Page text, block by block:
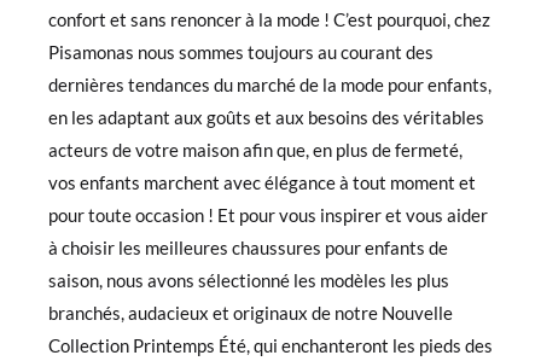
confort et sans renoncer à la mode ! C’est pourquoi, chez
Pisamonas nous sommes toujours au courant des
dernières tendances du marché de la mode pour enfants,
en les adaptant aux goûts et aux besoins des véritables
acteurs de votre maison afin que, en plus de fermeté,
vos enfants marchent avec élégance à tout moment et
pour toute occasion ! Et pour vous inspirer et vous aider
à choisir les meilleures chaussures pour enfants de
saison, nous avons sélectionné les modèles les plus
branchés, audacieux et originaux de notre Nouvelle
Collection Printemps Été, qui enchanteront les pieds des